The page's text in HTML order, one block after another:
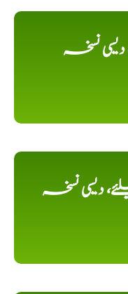
دیسی نسخہ
دیسی نسخہ